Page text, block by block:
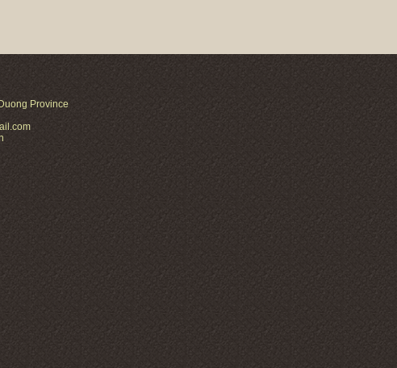
Duong Province